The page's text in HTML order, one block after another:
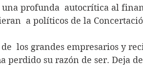
profunda  autocrítica al
a políticos de la
los grandes empresarios y
su razón de ser. Deja